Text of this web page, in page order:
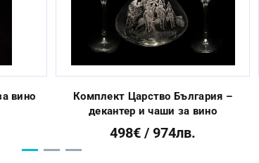
вино
Комплект Царство България –
декантер и чаши за вино
498€ / 974лв.